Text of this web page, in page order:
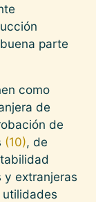
parte
como
de
de
(10), de
y extranjeras
utilidades